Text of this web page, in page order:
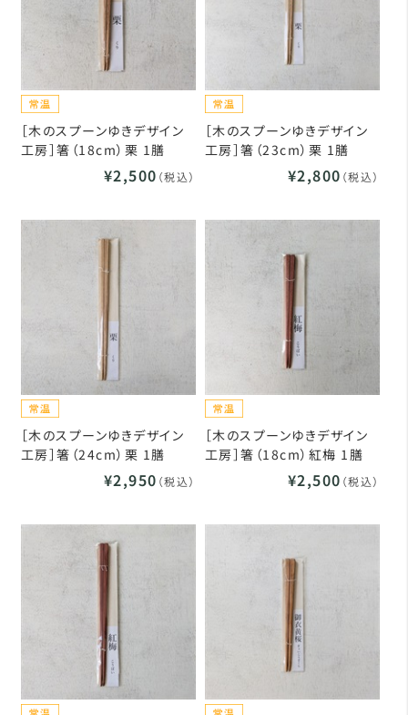
［木のスプーンゆきデザイン
工房］箸（18cm）栗 1膳
¥2,500 （税込）
［木のスプーンゆきデザイン
工房］箸（23cm）栗 1膳
¥2,800 （税込）
［木のスプーンゆきデザイン
工房］箸（24cm）栗 1膳
¥2,950 （税込）
［木のスプーンゆきデザイン
工房］箸（18cm）紅梅 1膳
¥2,500 （税込）